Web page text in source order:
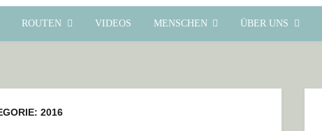
ROUTEN VIDEOS MENSCHEN ÜBER UNS
2016